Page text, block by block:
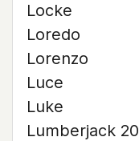
Locke
Loredo
Lorenzo
Luce
Luke
Lumberjack 20